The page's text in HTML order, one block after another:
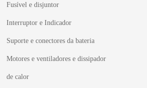
Fusível e disjuntor
Interruptor e Indicador
Suporte e conectores da bateria
Motores e ventiladores e dissipador
de calor